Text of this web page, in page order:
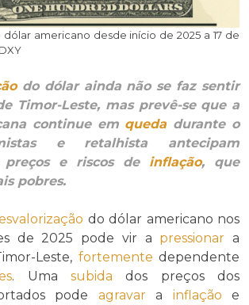
americano desde início de 2025 a 17 de
do dólar ainda não se faz sentir
Timor-Leste, mas prevê-se que a
continue em quedadurante o
e retalhista antecipam
preços e riscos de inflação, que
pobres.
do dólar americano nos
de 2025 pode vir a pressionar a
Leste, fortemente dependente
. Umasubida dos preços dos
pode agravara inflação e